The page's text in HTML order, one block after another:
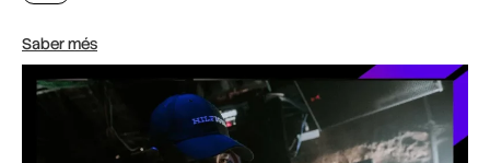
Saber més